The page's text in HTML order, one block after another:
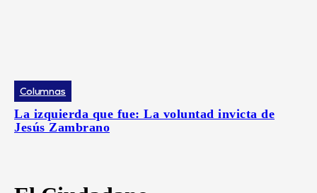
Columnas
La izquierda que fue: La voluntad invicta de
Jesús Zambrano